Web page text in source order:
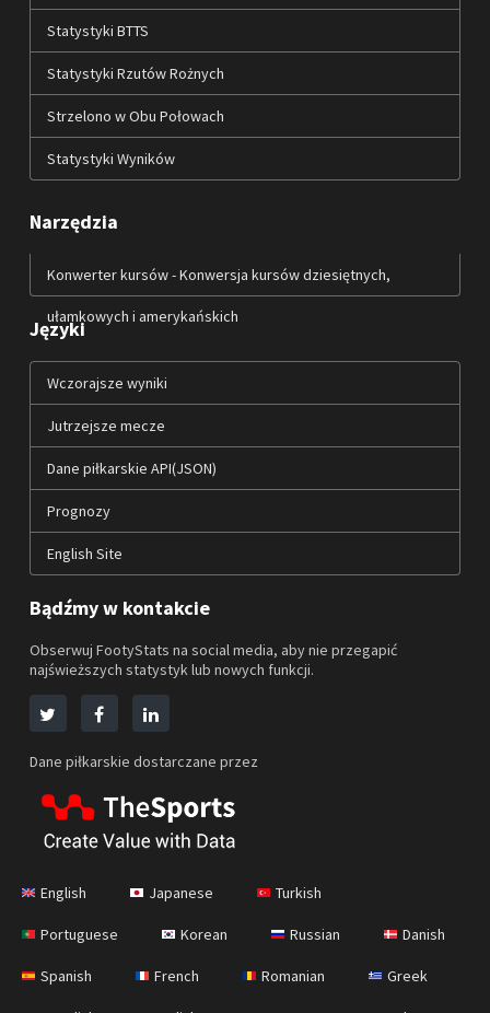
Statystyki BTTS
Statystyki Rzutów Rożnych
Strzelono w Obu Połowach
Statystyki Wyników
Narzędzia
Konwerter kursów - Konwersja kursów dziesiętnych,
ułamkowych i amerykańskich
Języki
Wczorajsze wyniki
Jutrzejsze mecze
Dane piłkarskie API(JSON)
Prognozy
English Site
Bądźmy w kontakcie
Obserwuj FootyStats na social media, aby nie przegapić
najświeższych statystyk lub nowych funkcji.
Dane piłkarskie dostarczane przez
English Japanese Turkish
Portuguese Korean Russian Danish
Spanish French Romanian Greek